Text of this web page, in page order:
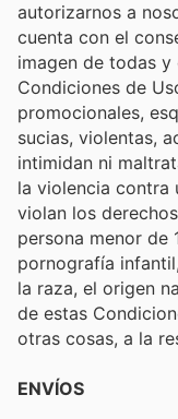
autorizarnos a
cuenta con el
imagen de todas
Condiciones de
promocionales,
sucias, violentas,
intimidan ni
la violencia contra
violan los
persona menor de
pornografía
la raza, el origen
de estas
otras cosas, a la
ENVÍOS